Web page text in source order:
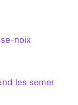
noix
les semer